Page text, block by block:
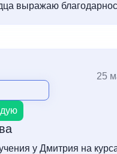
выражаю
25
у Дмитрия на